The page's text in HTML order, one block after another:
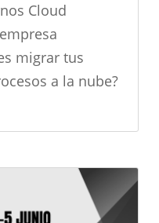
Cloud
migrar tus
a la nube?